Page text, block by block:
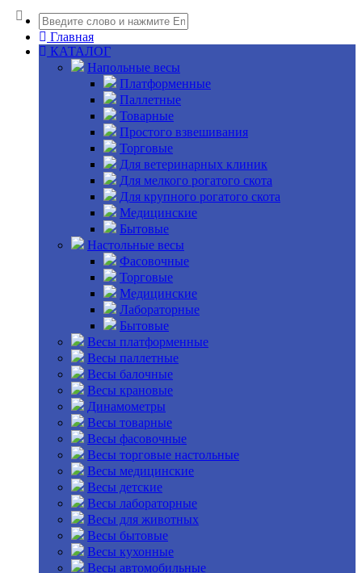
Главная
КАТАЛОГ
Напольные весы
Платформенные
Паллетные
Товарные
Простого взвешивания
Торговые
Для ветеринарных клиник
Для мелкого рогатого скота
Для крупного рогатого скота
Медицинские
Бытовые
Настольные весы
Фасовочные
Торговые
Медицинские
Лабораторные
Бытовые
Весы платформенные
Весы паллетные
Весы балочные
Весы крановые
Динамометры
Весы товарные
Весы фасовочные
Весы торговые настольные
Весы медицинские
Весы детские
Весы лабораторные
Весы для животных
Весы бытовые
Весы кухонные
Весы автомобильные